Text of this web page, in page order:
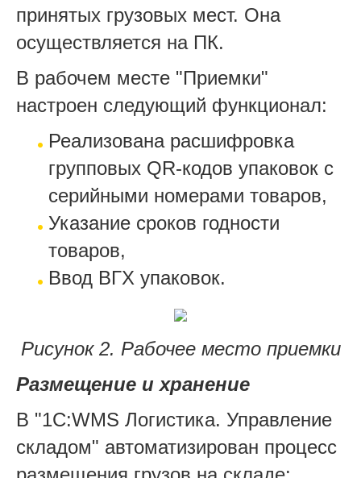
принятых грузовых мест. Она
осуществляется на ПК.
В рабочем месте "Приемки"
настроен следующий функционал:
Реализована расшифровка
групповых QR-кодов упаковок с
серийными номерами товаров,
Указание сроков годности
товаров,
Ввод ВГХ упаковок.
Рисунок 2. Рабочее место приемки
Размещение и хранение
В "1С:WMS Логистика. Управление
складом" автоматизирован процесс